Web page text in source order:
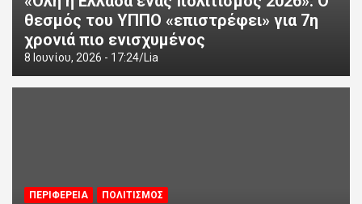
θεσμός του ΥΠΠΟ «επιστρέφει» για 7η
χρονιά πιο ενισχυμένος
8 Ιουνίου, 2026 - 17:24 Lia
ΠΕΡΙΦΕΡΕΙΑ ΠΟΛΙΤΙΣΜΟΣ